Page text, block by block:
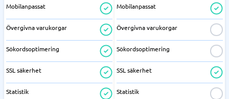
Mobilanpassat
Övergivna varukorgar
Sökordsoptimering
SSL säkerhet
Statistik
Mobilanpassat
Övergivna varukorgar
Sökordsoptimering
SSL säkerhet
Statistik